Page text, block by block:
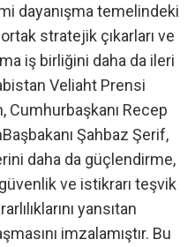
dayanışma temelindeki
stratejik çıkarları ve
iş birliğini daha da ileri
Veliaht Prensi
Cumhurbaşkanı Recep
Şahbaz Şerif,
daha da güçlendirme,
ve istikrarı teşvik
yansıtan
imzalamıştır. Bu